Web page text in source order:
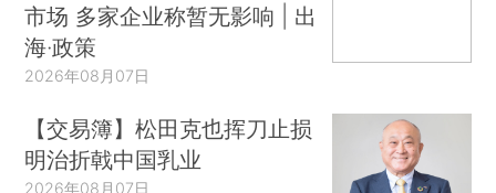
市场 多家企业称暂无影响 | 出
海·政策
2026年08月07日
【交易簿】松田克也挥刀止损
明治折戟中国乳业
2026年08月07日